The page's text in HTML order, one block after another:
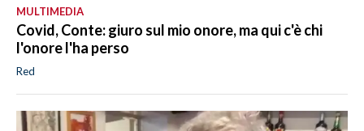
MULTIMEDIA
Covid, Conte: giuro sul mio onore, ma qui c'è chi
l'onore l'ha perso
Red